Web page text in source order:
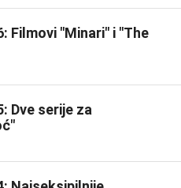
Filmovi "Minari" i "The
Dve serije za